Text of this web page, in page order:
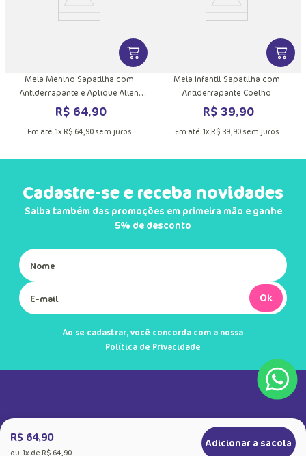
VER MAIS INFORMAÇÕES DO
Meia Menino Sapatilha com
Antiderrapante e Aplique Alien
Família
R$ 64,90
Em até 1x R$ 64,90sem juros
VER
Meia Infantil Sapatilha com
Antiderrapante Coelho
R$ 39,90
Em até 1x R$ 39,90sem juros
R$ 64,90
ou 1x de R$ 64,90
Adicionar a sacola
Cadastre-se e receba novidades
Saiba também das promoções em primeira mão e ganhe
5% de desconto
Ok
Ao se cadastrar, você concorda com a nossa
Política de Privacidade